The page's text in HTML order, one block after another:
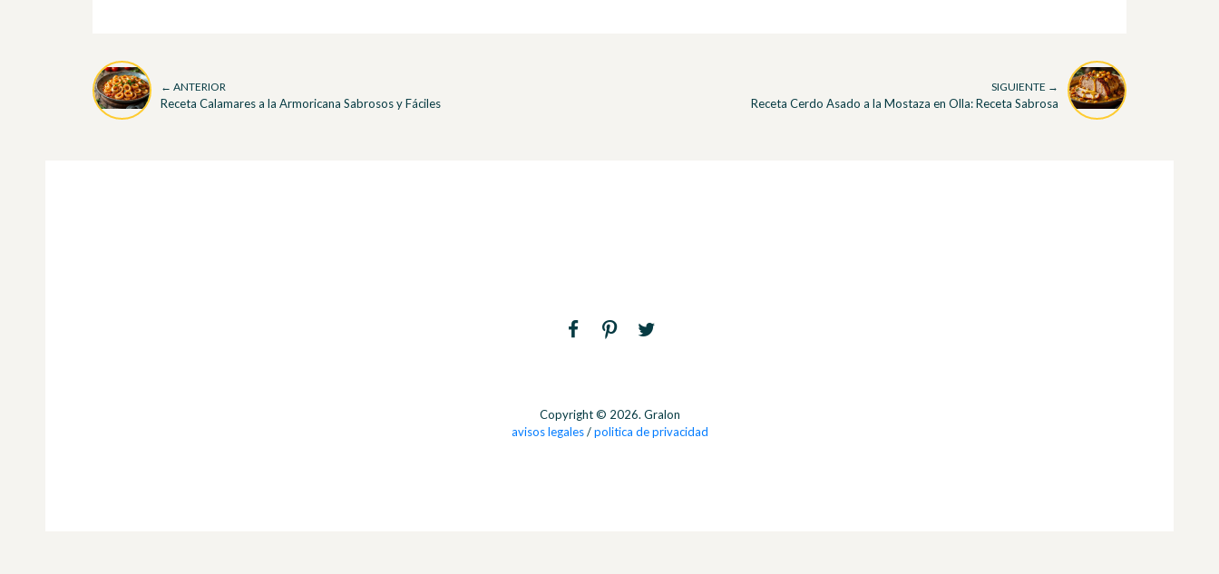
← ANTERIOR
Receta Calamares a la Armoricana Sabrosos y Fáciles
SIGUIENTE →
Receta Cerdo Asado a la Mostaza en Olla: Receta Sabrosa
Copyright © 2026. Gralon
avisos legales/politica de privacidad